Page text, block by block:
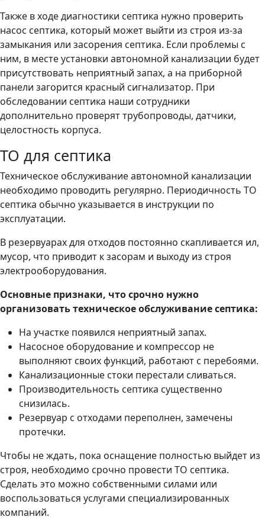
Также в ходе диагностики септика нужно проверить
насос септика, который может выйти из строя из-за
замыкания или засорения септика. Если проблемы с
ним, в месте установки автономной канализации будет
присутствовать неприятный запах, а на приборной
панели загорится красный сигнализатор. При
обследовании септика наши сотрудники
дополнительно проверят трубопроводы, датчики,
целостность корпуса.
ТО для септика
Техническое обслуживание автономной канализации
необходимо проводить регулярно. Периодичность ТО
септика обычно указывается в инструкции по
эксплуатации.
В резервуарах для отходов постоянно скапливается ил,
мусор, что приводит к засорам и выходу из строя
электрооборудования.
Основные признаки, что срочно нужно
организовать техническое обслуживание септика:
На участке появился неприятный запах.
Насосное оборудование и компрессор не
выполняют своих функций, работают с перебоями.
Канализационные стоки перестали сливаться.
Производительность септика существенно
снизилась.
Резервуар с отходами переполнен, замечены
протечки.
Чтобы не ждать, пока оснащение полностью выйдет из
строя, необходимо срочно провести ТО септика.
Сделать это можно собственными силами или
воспользоваться услугами специализированных
компаний.